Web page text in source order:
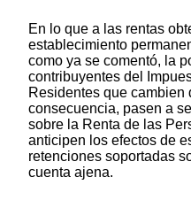
En lo que a las rentas
establecimiento
como ya se comentó, la
contribuyentes del
Residentes que cambien
consecuencia, pasen a
sobre la Renta de las
anticipen los efectos de
retenciones soportadas
cuenta ajena.